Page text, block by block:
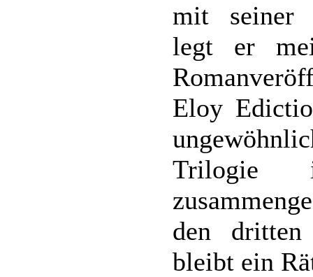
mit seiner
legt er
Eloy
Trilogie
den
bleibt ein